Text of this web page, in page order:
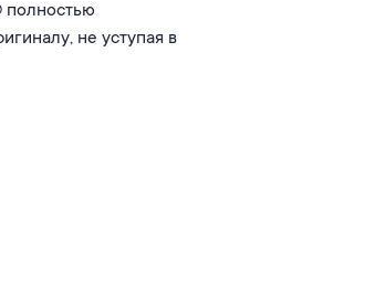
полностью
не уступая в